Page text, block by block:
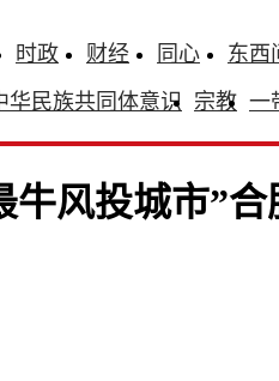
时政 财经 同心 东西
华民族共同体意识 宗教 一
牛风投城市”